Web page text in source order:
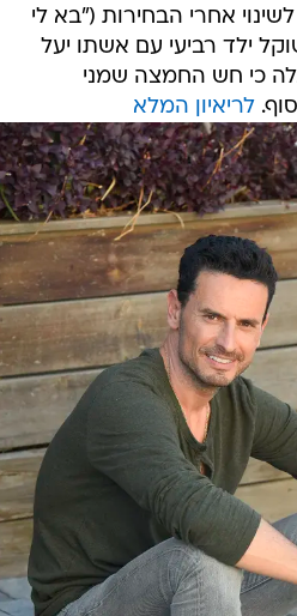
אחרי הבחירות ("בא לי
ילד רביעי עם אשתו יעל
כי חש החמצה שמני
לריאיון המלא